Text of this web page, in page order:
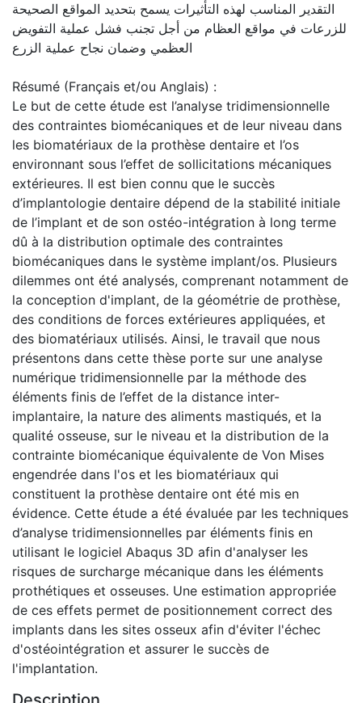
التقدير المناسب لهذه التأثيرات يسمح بتحديد المواقع الصحيحة
للزرعات في مواقع العظام من أجل تجنب فشل عملية التفويض
العظمي وضمان نجاح عملية الزرع
Résumé (Français et/ou Anglais) :
Le but de cette étude est l’analyse tridimensionnelle
des contraintes biomécaniques et de leur niveau dans
les biomatériaux de la prothèse dentaire et l’os
environnant sous l’effet de sollicitations mécaniques
extérieures. Il est bien connu que le succès
d’implantologie dentaire dépend de la stabilité initiale
de l’implant et de son ostéo-intégration à long terme
dû à la distribution optimale des contraintes
biomécaniques dans le système implant/os. Plusieurs
dilemmes ont été analysés, comprenant notamment de
la conception d'implant, de la géométrie de prothèse,
des conditions de forces extérieures appliquées, et
des biomatériaux utilisés. Ainsi, le travail que nous
présentons dans cette thèse porte sur une analyse
numérique tridimensionnelle par la méthode des
éléments finis de l’effet de la distance inter-
implantaire, la nature des aliments mastiqués, et la
qualité osseuse, sur le niveau et la distribution de la
contrainte biomécanique équivalente de Von Mises
engendrée dans l'os et les biomatériaux qui
constituent la prothèse dentaire ont été mis en
évidence. Cette étude a été évaluée par les techniques
d’analyse tridimensionnelles par éléments finis en
utilisant le logiciel Abaqus 3D afin d'analyser les
risques de surcharge mécanique dans les éléments
prothétiques et osseuses. Une estimation appropriée
de ces effets permet de positionnement correct des
implants dans les sites osseux afin d'éviter l'échec
d'ostéointégration et assurer le succès de
l'implantation.